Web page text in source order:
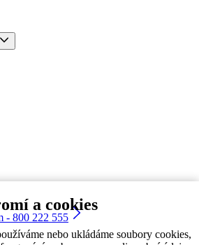
a cookies
nebo ukládáme soubory cookies,
- 800 222 555